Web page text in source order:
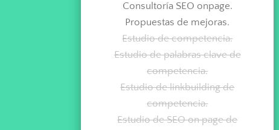
Consultoría SEO onpage.
Propuestas de mejoras.
Estudio de competencia.
Estudio de palabras clave de
competencia.
Estudio de linkbuilding de
competencia.
Estudio de SEO on page de